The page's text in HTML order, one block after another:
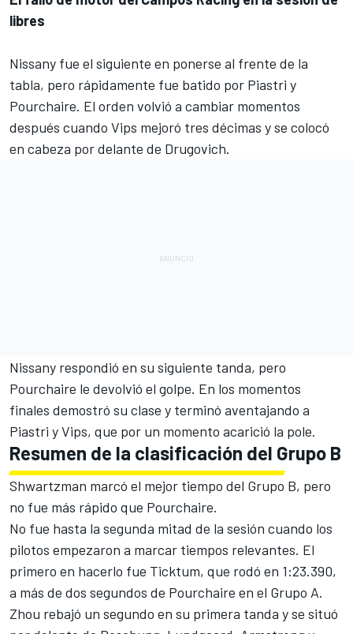
libres
Nissany fue el siguiente en ponerse al frente de la
tabla, pero rápidamente fue batido por Piastri y
Pourchaire. El orden volvió a cambiar momentos
después cuando Vips mejoró tres décimas y se colocó
en cabeza por delante de Drugovich.
Nissany respondió en su siguiente tanda, pero
Pourchaire le devolvió el golpe. En los momentos
finales demostró su clase y terminó aventajando a
Piastri y Vips, que por un momento acarició la pole.
Resumen de la clasificación del Grupo B
Shwartzman marcó el mejor tiempo del Grupo B, pero
no fue más rápido que Pourchaire.
No fue hasta la segunda mitad de la sesión cuando los
pilotos empezaron a marcar tiempos relevantes. El
primero en hacerlo fue Ticktum, que rodó en 1:23.390,
a más de dos segundos de Pourchaire en el Grupo A.
Zhou rebajó un segundo en su primera tanda y se situó